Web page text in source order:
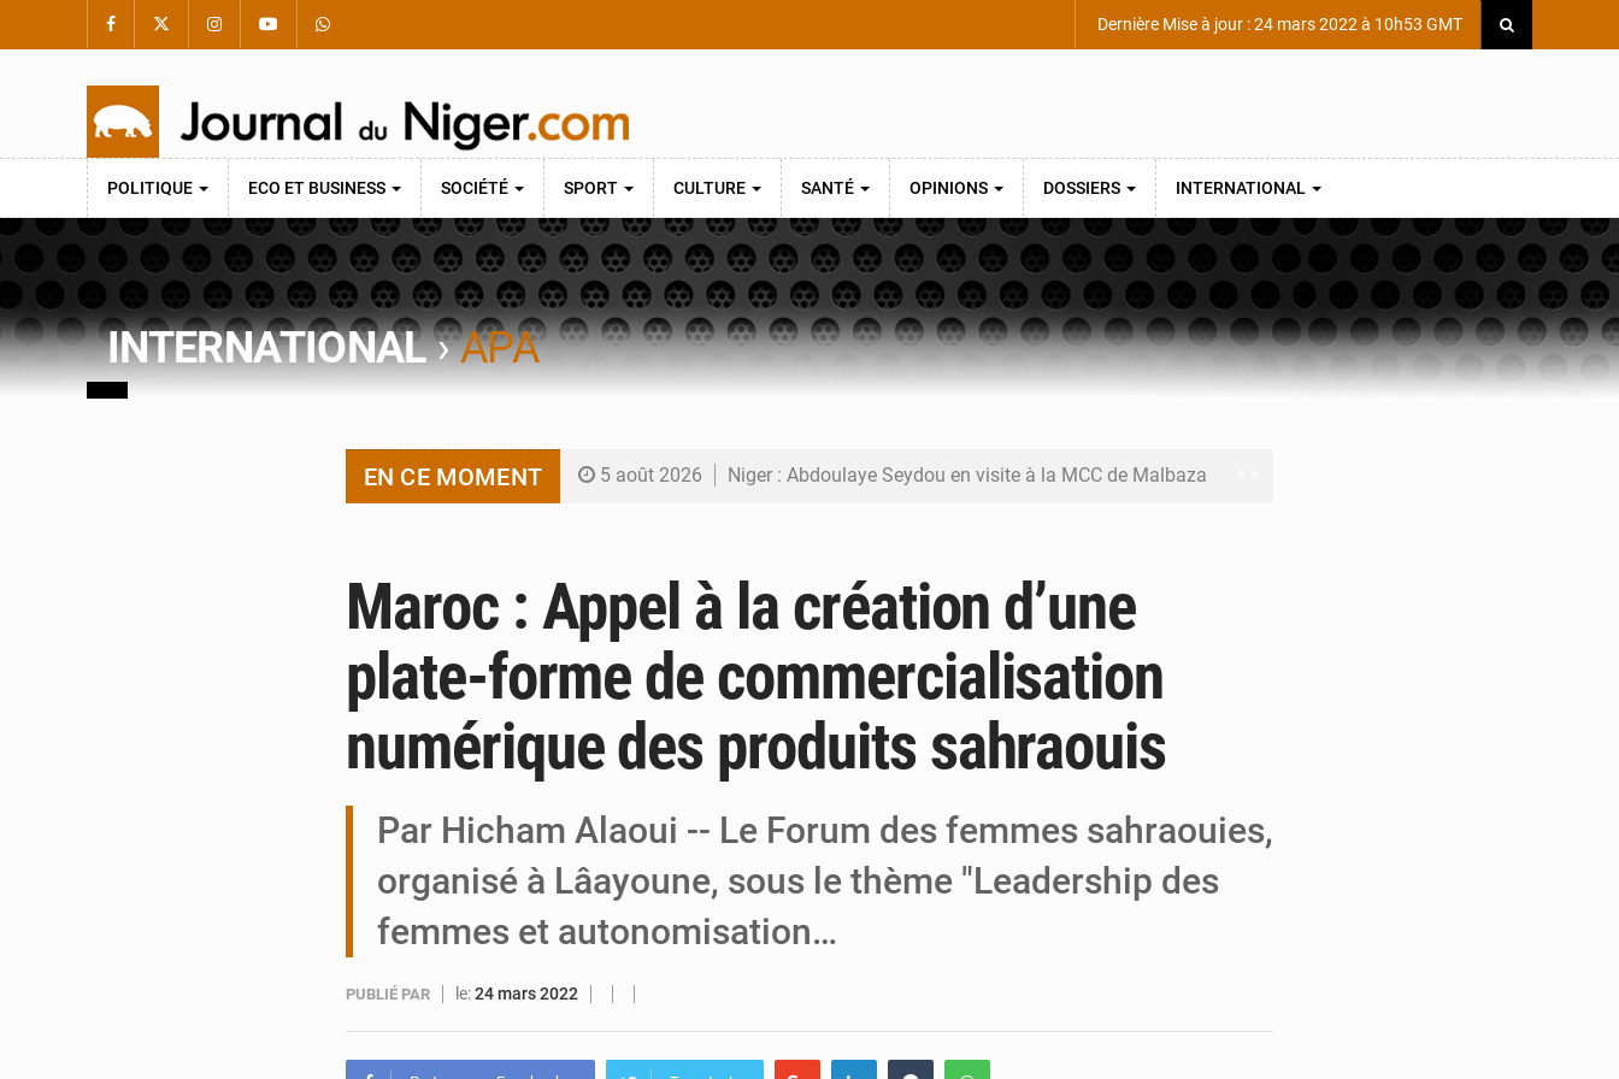
Dernière Mise à jour : 24 mars 2022 à 10h53 GMT
POLITIQUE ECO ET BUSINESS SOCIÉTÉ SPORT CULTURE SANTÉ OPINIONS DOSSIERS INTERNATIONAL
INTERNATIONAL›APA
EN CE MOMENT 5 août 2026 Niger : Abdoulaye Seydou en visite à la MCC de Malbaza
4 août 2026 Arlit : La police d’Akokan démantèle deux réseaux criminels
4 août 2026 Carte biométrique à Maradi : Lancement des enrôlements
3 août 2026 Journée de l’Arbre à Maradi : l’environnement au cœur de la refondation
Maroc : Appel à la création d’une
plate-forme de commercialisation
numérique des produits sahraouis
Par Hicham Alaoui -- Le Forum des femmes sahraouies,
organisé à Lâayoune, sous le thème "Leadership des
femmes et autonomisation…
PUBLIÉ PAR le:24 mars 2022